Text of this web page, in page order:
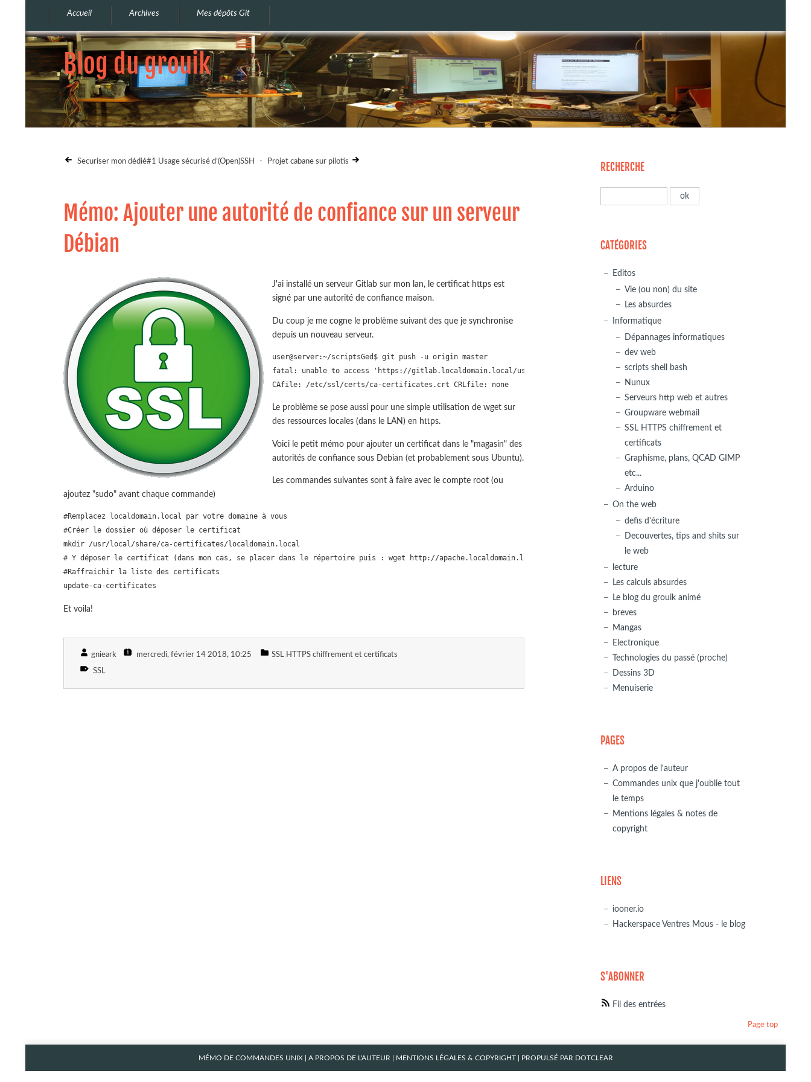
Accueil Archives Mes dépôts Git
Blog du grouik
Securiser mon dédié#1 Usage sécurisé d’(Open)SSH - Projet cabane sur pilotis
Mémo: Ajouter une autorité de confiance sur un serveur
Débian
J'ai installé un serveur Gitlab sur mon lan, le certificat https est
signé par une autorité de confiance maison.
Du coup je me cogne le problème suivant des que je synchronise
depuis un nouveau serveur.
user@server:~/scriptsGed$ git push -u origin master
fatal: unable to access 'https://gitlab.localdomain.local/user/nomDudepotGit.git/': server certificate verification failed.
Le problème se pose aussi pour une simple utilisation de wget sur
des ressources locales (dans le LAN) en https.
Voici le petit mémo pour ajouter un certificat dans le "magasin" des
autorités de confiance sous Debian (et probablement sous Ubuntu).
Les commandes suivantes sont à faire avec le compte root (ou
ajoutez "sudo" avant chaque commande)
#Remplacez localdomain.local par votre domaine à vous
#Créer le dossier où déposer le certificat
mkdir /usr/local/share/ca-certificates/localdomain.local
# Y déposer le certificat (dans mon cas, se placer dans le répertoire puis : wget http://apache.localdomain.local/cacert.crt)
#Raffraichir la liste des certificats
update-ca-certificates
Et voila!
gnieark mercredi, février 14 2018, 10:25 SSL HTTPS chiffrement et certificats
SSL
RECHERCHE
CATÉGORIES
Editos
Vie (ou non) du site
Les absurdes
Informatique
Dépannages informatiques
dev web
scripts shell bash
Nunux
Serveurs http web et autres
Groupware webmail
SSL HTTPS chiffrement et
certificats
Graphisme, plans, QCAD GIMP
etc...
Arduino
On the web
defis d'écriture
Decouvertes, tips and shits sur
le web
lecture
Les calculs absurdes
Le blog du grouik animé
breves
Mangas
Electronique
Technologies du passé (proche)
Dessins 3D
Menuiserie
PAGES
A propos de l'auteur
Commandes unix que j'oublie tout
le temps
Mentions légales & notes de
copyright
LIENS
iooner.io
Hackerspace Ventres Mous - le blog
S'ABONNER
Fil des entrées
MÉMO DE COMMANDES UNIX| A PROPOS DE L'AUTEUR MENTIONS LÉGALES & COPYRIGHT| PROPULSÉ PAR DOTCLEAR
Page top